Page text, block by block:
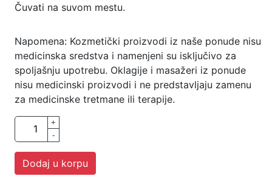
Čuvati na suvom mestu.
Napomena: Kozmetički proizvodi iz naše ponude nisu
medicinska sredstva i namenjeni su isključivo za
spoljašnju upotrebu. Oklagije i masažeri iz ponude
nisu medicinski proizvodi i ne predstavljaju zamenu
za medicinske tretmane ili terapije.
+
-
Dodaj u korpu